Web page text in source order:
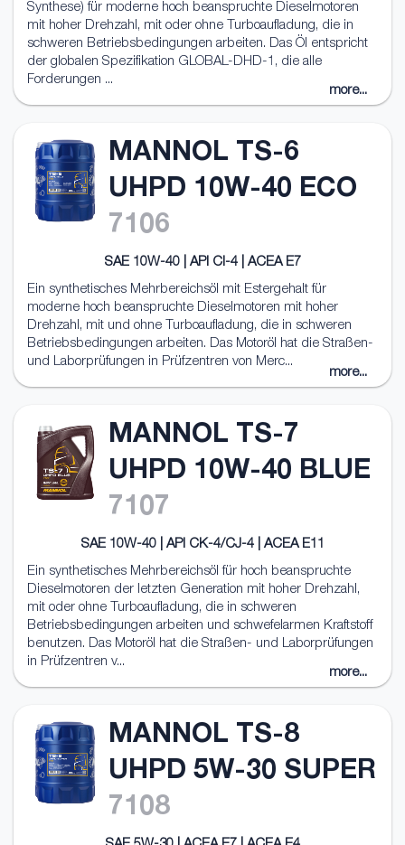
Synthese) für moderne hoch beanspruchte Dieselmotoren
mit hoher Drehzahl, mit oder ohne Turboaufladung, die in
schweren Betriebsbedingungen arbeiten. Das Öl entspricht
der globalen Spezifikation GLOBAL-DHD-1, die alle
Forderungen ...
more...
MANNOL TS-6
UHPD 10W-40 ECO
7106
SAE 10W-40 | API CI-4 | ACEA E7
Ein synthetisches Mehrbereichsöl mit Estergehalt für
moderne hoch beanspruchte Dieselmotoren mit hoher
Drehzahl, mit und ohne Turboaufladung, die in schweren
Betriebsbedingungen arbeiten. Das Motoröl hat die Straßen-
und Laborprüfungen in Prüfzentren von Merc...
more...
MANNOL TS-7
UHPD 10W-40 BLUE
7107
SAE 10W-40 | API CK-4/CJ-4 | ACEA E11
Ein synthetisches Mehrbereichsöl für hoch beanspruchte
Dieselmotoren der letzten Generation mit hoher Drehzahl,
mit oder ohne Turboaufladung, die in schweren
Betriebsbedingungen arbeiten und schwefelarmen Kraftstoff
benutzen. Das Motoröl hat die Straßen- und Laborprüfungen
in Prüfzentren v...
more...
MANNOL TS-8
UHPD 5W-30 SUPER
7108